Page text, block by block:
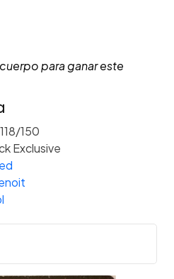
para ganar este
118/150
Exclusive